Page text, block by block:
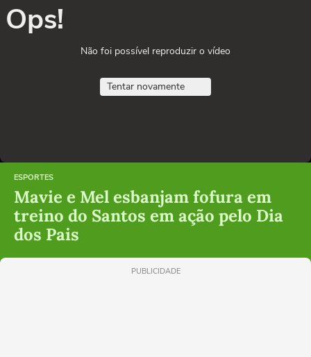
Ops!
Não foi possível reproduzir o vídeo
Tentar novamente
ESPORTES
Mavie e Mel esbanjam fofura em
treino do Santos em ação pelo Dia
dos Pais
PUBLICIDADE